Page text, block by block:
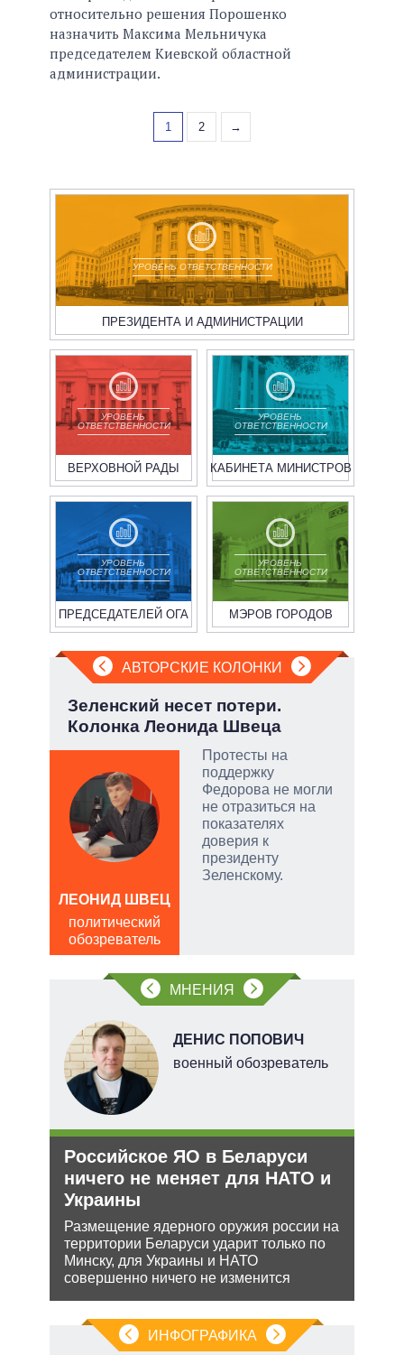
относительно решения Порошенко
назначить Максима Мельничука
председателем Киевской областной
администрации.
1 2 →
УРОВЕНЬ ОТВЕТСТВЕННОСТИ
ПРЕЗИДЕНТА И АДМИНИСТРАЦИИ
УРОВЕНЬ
ОТВЕТСТВЕННОСТИ
ВЕРХОВНОЙ РАДЫ
УРОВЕНЬ
ОТВЕТСТВЕННОСТИ
КАБИНЕТА МИНИСТРОВ
УРОВЕНЬ
ОТВЕТСТВЕННОСТИ
ПРЕДСЕДАТЕЛЕЙ ОГА
УРОВЕНЬ
ОТВЕТСТВЕННОСТИ
МЭРОВ ГОРОДОВ
АВТОРСКИЕ КОЛОНКИ
Зеленский несет потери.
Колонка Леонида Швеца
Протесты на
поддержку
Федорова не могли
не отразиться на
показателях
доверия к
президенту
Зеленскому.
ЛЕОНИД ШВЕЦ
политический
обозреватель
МНЕНИЯ
ДЕНИС ПОПОВИЧ
военный обозреватель
Российское ЯО в Беларуси
ничего не меняет для НАТО и
Украины
Размещение ядерного оружия россии на
территории Беларуси ударит только по
Минску, для Украины и НАТО
совершенно ничего не изменится
ИНФОГРАФИКА